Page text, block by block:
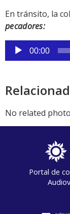
En tránsito, la
pecadores:
Reproductor
de
00:00
No related
Portal de